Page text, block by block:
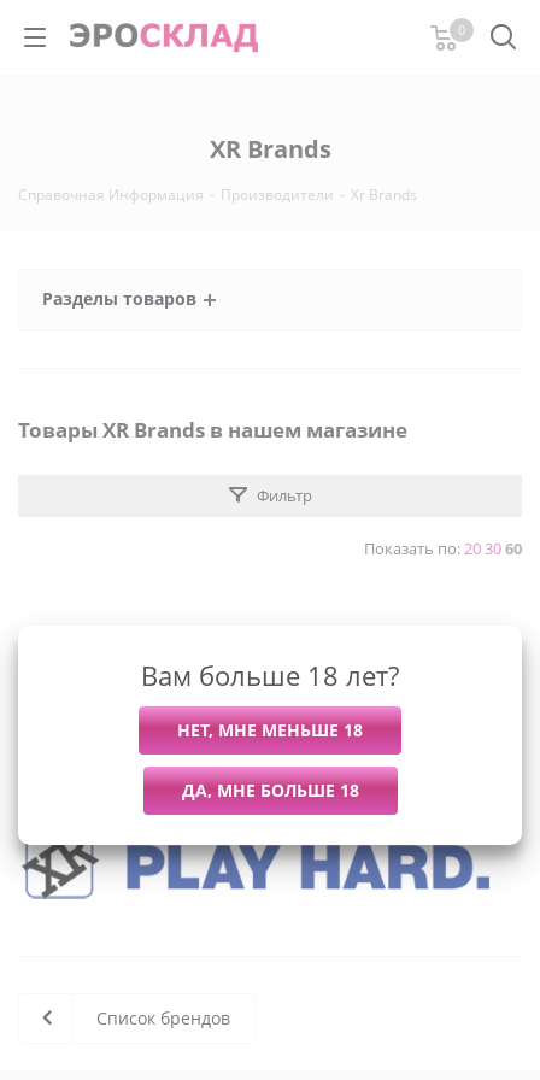
0
XR Brands
Справочная Информация - Производители - Xr Brands
Разделы товаров
Товары XR Brands в нашем магазине
Фильтр
Показать по:203060
В данный момент нет активных
товаров
Список брендов
Вам больше 18 лет?